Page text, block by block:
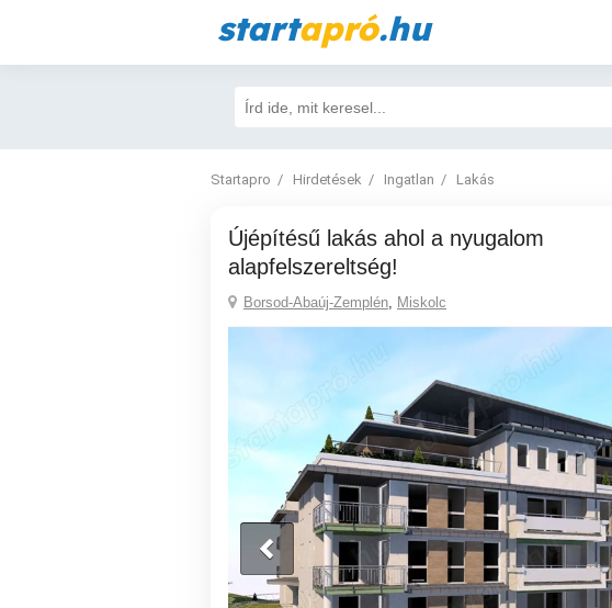
startapró.hu
Startapro Hirdetések Ingatlan Lakás
Újépítésű lakás ahol a nyugalom
alapfelszereltség!
Borsod-Abaúj-Zemplén, Miskolc